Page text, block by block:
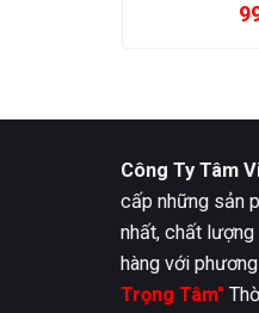
Công Ty Tâm
cấp những sản
nhất, chất lượng
hàng với
Trọng Tâm"